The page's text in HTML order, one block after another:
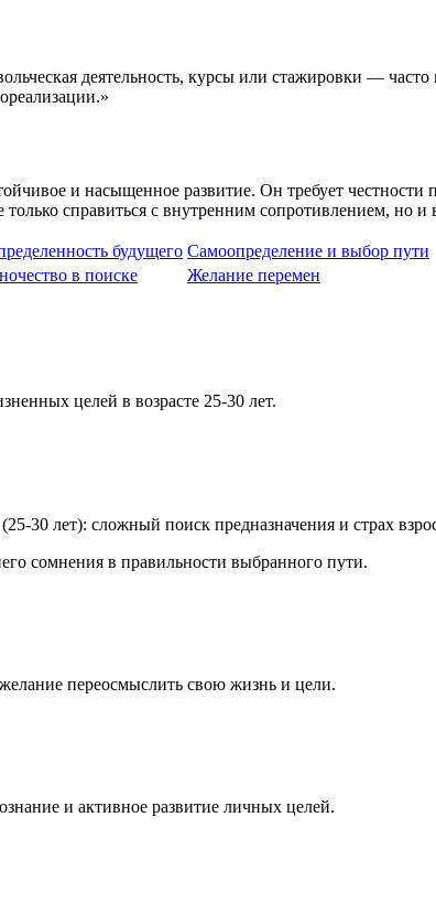
деятельность, курсы или стажировки — часто
и насыщенное развитие. Он требует
справиться с внутренним сопротивлением, но и
будущего Самоопределение и выбор пути
в поиске Желание перемен
целей в возрасте 25-30 лет.
сомнения в правильности выбранного пути.
переосмыслить свою жизнь и цели.
и активное развитие личных целей.